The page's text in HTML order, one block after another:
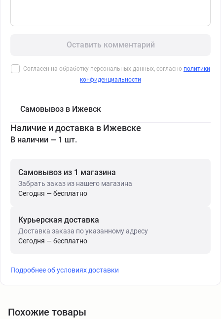
Оставить комментарий
Согласен на обработку персональных данных, согласно политики
конфиденциальности
Самовывоз в Ижевск
Наличие и доставка в Ижевске
В наличии — 1 шт.
Самовывоз из 1 магазина
Забрать заказ из нашего магазина
Сегодня — бесплатно
Курьерская доставка
Доставка заказа по указанному адресу
Сегодня — бесплатно
Подробнее об условиях доставки
Похожие товары